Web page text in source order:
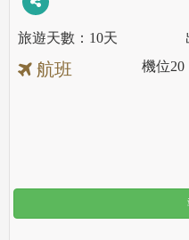
10天
航班 機位20